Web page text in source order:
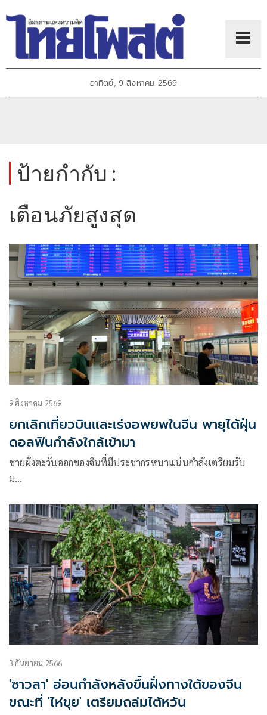
อาทิตย์, 9 สิงหาคม 2569
ป้ายกำกับ :
เตือนภัยสูงสุด
9 สิงหาคม 2569
ยกเลิกเที่ยวบินและเร่งอพยพในจีน พายุไต้ฝุ่น
ดอลฟินกำลังใกล้เข้ามา
ชายฝั่งตะวันออกของจีนที่มีประชากรหนาแน่นกำลังเตรียมรับ
ม…
3 กันยายน 2566
'ซาวลา' อ่อนกำลังหลังขึ้นฝั่งทางใต้ของจีน
ขณะที่ 'ไห่ขุย' เตรียมถล่มไต้หวัน